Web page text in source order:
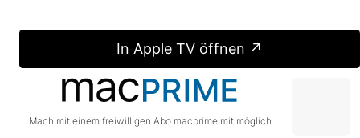
In Apple TV öffnen ↗
Mach mit einem freiwilligen Abo macprime mit möglich.